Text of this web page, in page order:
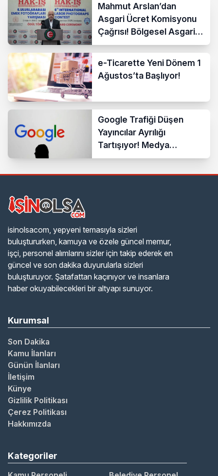
Mahmut Arslan’dan
Asgari Ücret Komisyonu
Çağrısı! Bölgesel Asgari
Ücrete Sert Tepki
e-Ticarette Yeni Dönem 1
Ağustos’ta Başlıyor!
Google Trafiği Düşen
Yayıncılar Ayrılığı
Tartışıyor! Medya
Sektöründe Yeni Dönem
isinolsacom, yepyeni temasıyla sizleri
buluştururken, kamuya ve özele güncel memur,
işçi, personel alımlarını sizler için takip ederek en
güncel ve son dakika duyurularla sizleri
buluşturuyor. Şatafattan kaçınıyor ve insanlara
haber okuyabilecekleri bir altyapı sunuyor.
Kurumsal
Son Dakika
Kamu İlanları
Günün İlanları
İletişim
Künye
Gizlilik Politikası
Çerez Politikası
Hakkımızda
Kategoriler